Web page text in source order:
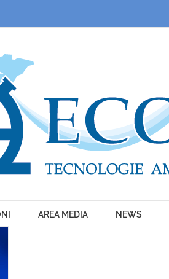
AREA MEDIA NEWS